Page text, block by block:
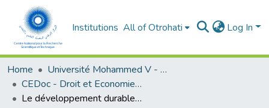
Institutions All of Otrohati Log In
Home
Université Mohammed V - Rabat
CEDoc - Droit et Economie (FSJES Agdal)
Le développement durable et contrôle de la performance : cas du secteur halieutique.